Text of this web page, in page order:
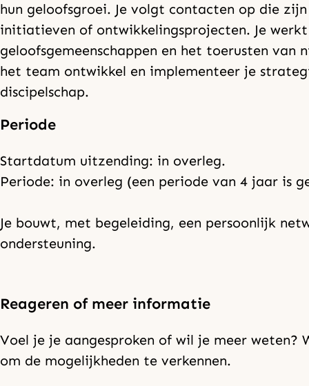
hun geloofsgroei. Je volgt contacten op die
initiatieven of ontwikkelingsprojecten. Je
geloofsgemeenschappen en het toerusten van
het team ontwikkel en implementeer je
discipelschap.
Periode
Startdatum uitzending: in overleg.
Periode: in overleg (een periode van 4 jaar is
Je bouwt, met begeleiding, een persoonlijk
ondersteuning.
Reageren of meer informatie
Voel je je aangesproken of wil je meer weten?
om de mogelijkheden te verkennen.